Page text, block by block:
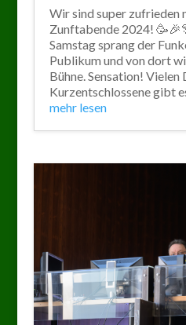
Wir sind super zufrieden
Zunftabende 2024!
Samstag sprang der
Publikum und von dort
Bühne. Sensation! Vielen
Kurzentschlossene gibt
mehr lesen